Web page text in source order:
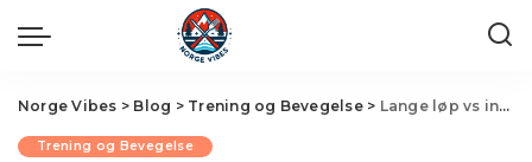
Norge Vibes > Blog > Trening og Bevegelse> Lange løp vs intervaller: hvilken kombinasjon gir mest VO2 max-økning per uke?
Trening og Bevegelse